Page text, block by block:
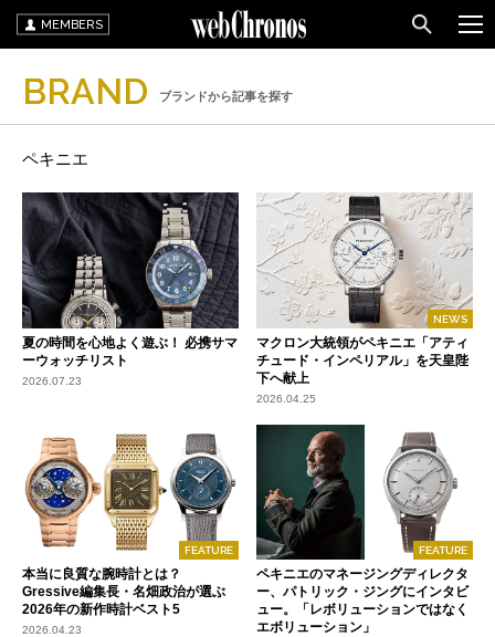
MEMBERS
BRAND ブランドから記事を探す
ペキニエ
夏の時間を心地よく遊ぶ！ 必携サマ
ーウォッチリスト
2026.07.23
NEWS
マクロン大統領がペキニエ「アティ
チュード・インペリアル」を天皇陛
下へ献上
2026.04.25
FEATURE
本当に良質な腕時計とは？
Gressive編集長・名畑政治が選ぶ
2026年の新作時計ベスト5
2026.04.23
FEATURE
ペキニエのマネージングディレクタ
ー、パトリック・ジングにインタビ
ュー。「レボリューションではなく
エボリューション」